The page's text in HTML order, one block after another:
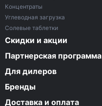
Концентраты
Углеводная загрузка
Солевые таблетки
Скидки и акции
Партнерская программа
Для дилеров
Бренды
Доставка и оплата